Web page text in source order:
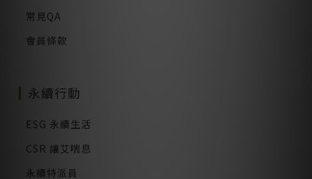
常見QA
會員條款
永續行動
ESG 永續生活
CSR 讓艾喘息
永續特派員